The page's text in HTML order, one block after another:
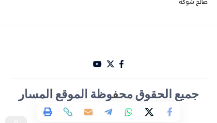
صالح شوكة
جميع الحقوق محفوظة الموقع المسار
الأخباري تصميم Hakam